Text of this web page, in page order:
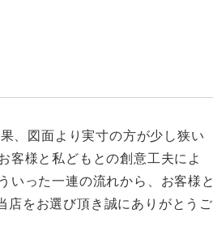
、図面より実寸の方が少し狭い
客様と私どもとの創意工夫によ
いった一連の流れから、お客様と
店をお選び頂き誠にありがとうご